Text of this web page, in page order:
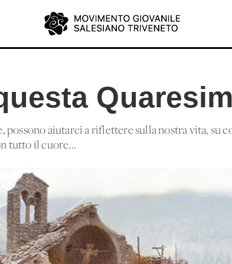
aiutarci a riflettere sulla nostra vita, su
tutto il cuore...